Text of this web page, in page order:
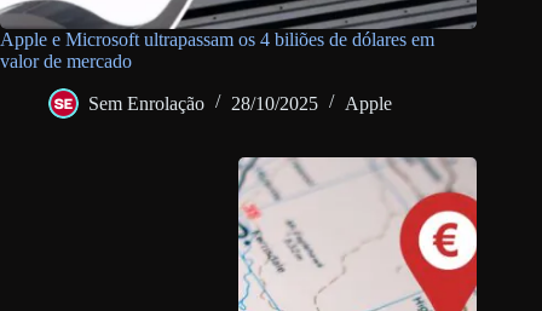
Apple e Microsoft ultrapassam os 4 biliões de dólares em
valor de mercado
Sem Enrolação 28/10/2025 Apple